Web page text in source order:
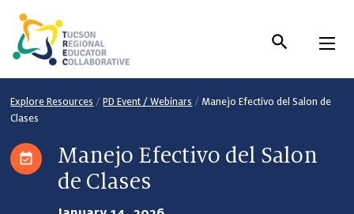
Content
Explore Resources /PD Event / Webinars / Manejo Efectivo del Salon de
Clases
Manejo Efectivo del Salon
de Clases